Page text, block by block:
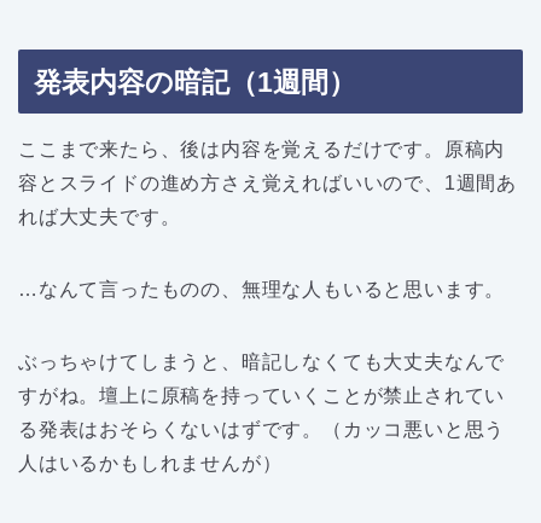
発表内容の暗記（1週間）
ここまで来たら、後は内容を覚えるだけです。原稿内
容とスライドの進め方さえ覚えればいいので、1週間あ
れば大丈夫です。
…なんて言ったものの、無理な人もいると思います。
ぶっちゃけてしまうと、暗記しなくても大丈夫なんで
すがね。壇上に原稿を持っていくことが禁止されてい
る発表はおそらくないはずです。（カッコ悪いと思う
人はいるかもしれませんが）